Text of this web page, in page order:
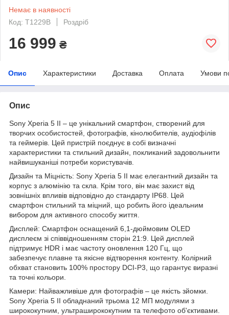
Немає в наявності
Код: T1229B
Роздріб
16 999 ₴
Опис Характеристики Доставка Оплата Умови
Опис
Sony Xperia 5 II – це унікальний смартфон, створений для
творчих особистостей, фотографів, кінолюбителів, аудіофілів
та геймерів. Цей пристрій поєднує в собі визначні
характеристики та стильний дизайн, покликаний задовольнити
найвишуканіші потреби користувачів.
Дизайн та Міцність: Sony Xperia 5 II має елегантний дизайн та
корпус з алюмінію та скла. Крім того, він має захист від
зовнішніх впливів відповідно до стандарту IP68. Цей
смартфон стильний та міцний, що робить його ідеальним
вибором для активного способу життя.
Дисплей: Смартфон оснащений 6,1-дюймовим OLED
дисплеєм зі співвідношенням сторін 21:9. Цей дисплей
підтримує HDR і має частоту оновлення 120 Гц, що
забезпечує плавне та якісне відтворення контенту. Колірний
обхват становить 100% простору DCI-P3, що гарантує виразні
та точні кольори.
Камери: Найважливіше для фотографів – це якість зйомки.
Sony Xperia 5 II обладнаний трьома 12 МП модулями з
ширококутним, ультраширококутним та телефото об'єктивами.